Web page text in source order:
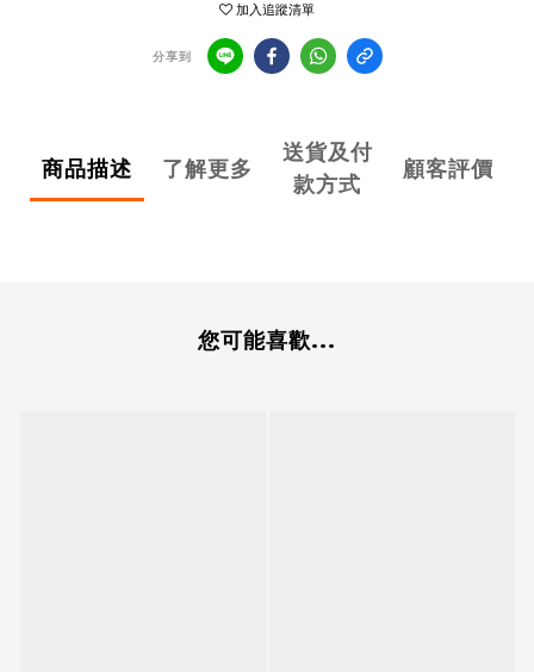
加入追蹤清單
分享到
商品描述 了解更多
送貨及付
款方式
顧客評價
您可能喜歡...